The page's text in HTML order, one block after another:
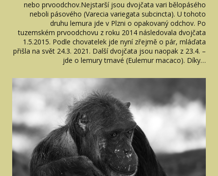
nebo prvoodchov.Nejstarší jsou dvojčata vari bělopásého
neboli pásového (Varecia variegata subcincta). U tohoto
druhu lemura jde v Plzni o opakovaný odchov. Po
tuzemském prvoodchovu z roku 2014 následovala dvojčata
1.5.2015. Podle chovatelek jde nyní zřejmě o pár, mláďata
přišla na svět 24.3. 2021. Další dvojčata jsou naopak z 23.4. –
jde o lemury tmavé (Eulemur macaco). Díky…